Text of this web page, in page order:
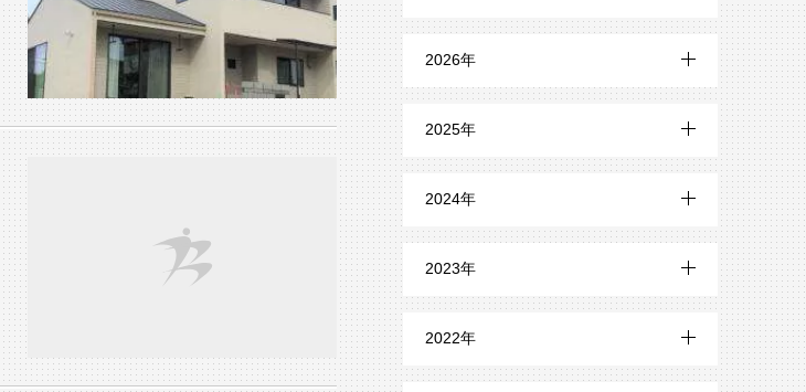
2026年
7月 (3)
6月 (1)
4月 (1)
2月 (2)
2025年
12月 (2)
11月 (1)
9月 (2)
2024年
12月 (1)
11月 (4)
2023年
12月 (8)
11月 (6)
2022年